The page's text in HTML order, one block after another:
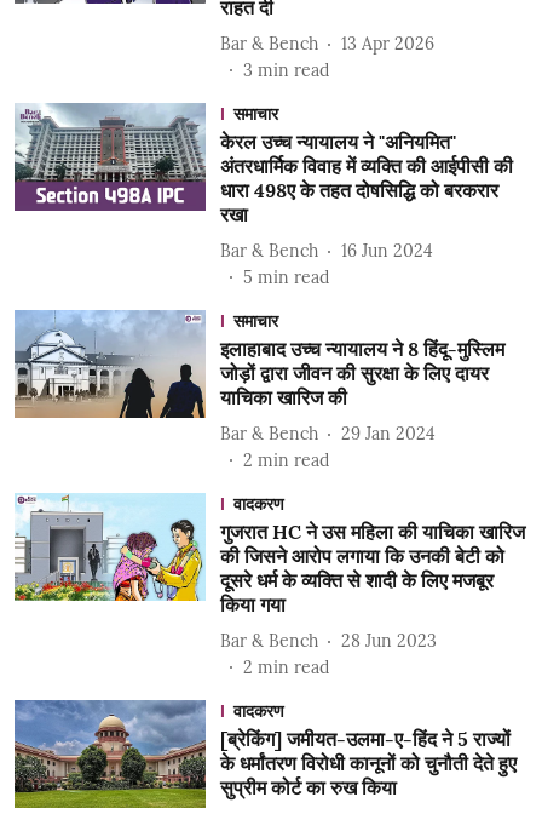
राहत दी
Bar & Bench
13 Apr 2026
3 min read
समाचार
केरल उच्च न्यायालय ने "अनियमित"
अंतरधार्मिक विवाह में व्यक्ति की आईपीसी की
धारा 498ए के तहत दोषसिद्धि को बरकरार
रखा
Bar & Bench
16 Jun 2024
5 min read
समाचार
इलाहाबाद उच्च न्यायालय ने 8 हिंदू-मुस्लिम
जोड़ों द्वारा जीवन की सुरक्षा के लिए दायर
याचिका खारिज की
Bar & Bench
29 Jan 2024
2 min read
वादकरण
गुजरात HC ने उस महिला की याचिका खारिज
की जिसने आरोप लगाया कि उनकी बेटी को
दूसरे धर्म के व्यक्ति से शादी के लिए मजबूर
किया गया
Bar & Bench
28 Jun 2023
2 min read
वादकरण
[ब्रेकिंग] जमीयत-उलमा-ए-हिंद ने 5 राज्यों
के धर्मांतरण विरोधी कानूनों को चुनौती देते हुए
सुप्रीम कोर्ट का रुख किया